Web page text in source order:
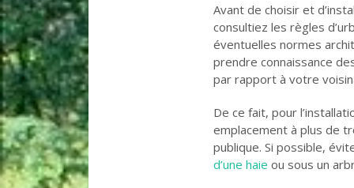
Avant de choisir et
consultiez les règles
éventuelles normes
prendre connaissance
par rapport à votre
De ce fait, pour
emplacement à plus de
publique. Si possible,
d’une haie ou sous un